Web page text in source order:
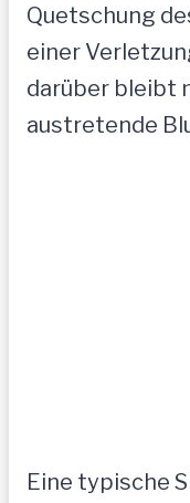
Quetschung
einer
darüber bleibt
austretende
Eine typische